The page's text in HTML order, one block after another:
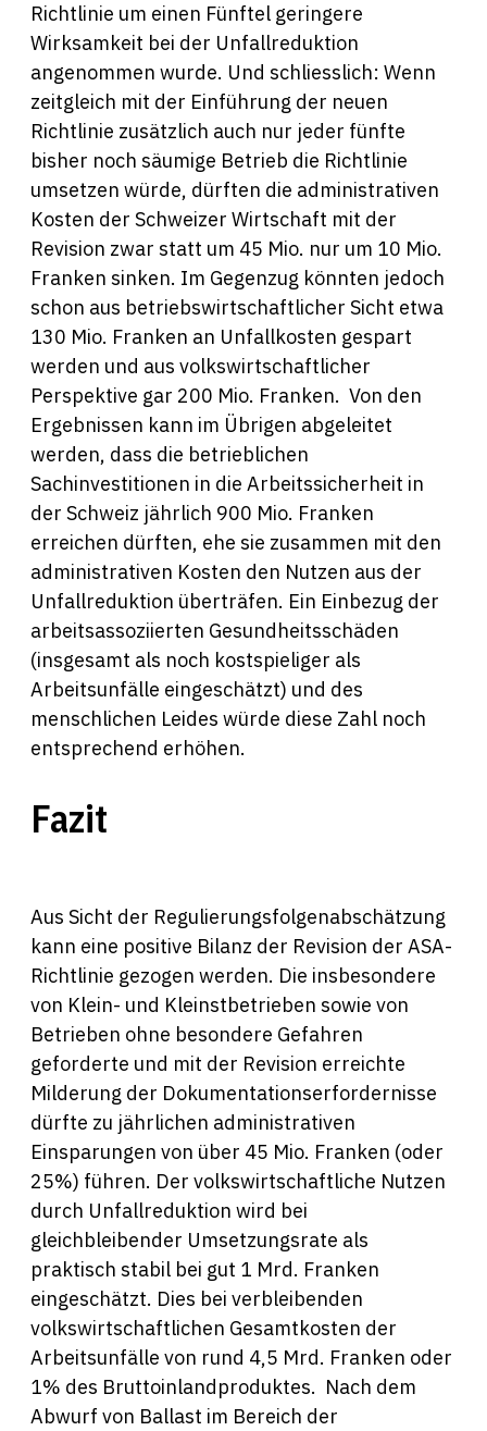
Richtlinie um einen Fünftel geringere
Wirksamkeit bei der Unfallreduktion
angenommen wurde. Und schliesslich: Wenn
zeitgleich mit der Einführung der neuen
Richtlinie zusätzlich auch nur jeder fünfte
bisher noch säumige Betrieb die Richtlinie
umsetzen würde, dürften die administrativen
Kosten der Schweizer Wirtschaft mit der
Revision zwar statt um 45 Mio. nur um 10 Mio.
Franken sinken. Im Gegenzug könnten jedoch
schon aus betriebswirtschaftlicher Sicht etwa
130 Mio. Franken an Unfallkosten gespart
werden und aus volkswirtschaftlicher
Perspektive gar 200 Mio. Franken. Von den
Ergebnissen kann im Übrigen abgeleitet
werden, dass die betrieblichen
Sachinvestitionen in die Arbeitssicherheit in
der Schweiz jährlich 900 Mio. Franken
erreichen dürften, ehe sie zusammen mit den
administrativen Kosten den Nutzen aus der
Unfallreduktion überträfen. Ein Einbezug der
arbeitsassoziierten Gesundheitsschäden
(insgesamt als noch kostspieliger als
Arbeitsunfälle eingeschätzt) und des
menschlichen Leides würde diese Zahl noch
entsprechend erhöhen.
Fazit
Aus Sicht der Regulierungsfolgenabschätzung
kann eine positive Bilanz der Revision der ASA-
Richtlinie gezogen werden. Die insbesondere
von Klein- und Kleinstbetrieben sowie von
Betrieben ohne besondere Gefahren
geforderte und mit der Revision erreichte
Milderung der Dokumentationserfordernisse
dürfte zu jährlichen administrativen
Einsparungen von über 45 Mio. Franken (oder
25%) führen. Der volkswirtschaftliche Nutzen
durch Unfallreduktion wird bei
gleichbleibender Umsetzungsrate als
praktisch stabil bei gut 1 Mrd. Franken
eingeschätzt. Dies bei verbleibenden
volkswirtschaftlichen Gesamtkosten der
Arbeitsunfälle von rund 4,5 Mrd. Franken oder
1% des Bruttoinlandproduktes. Nach dem
Abwurf von Ballast im Bereich der